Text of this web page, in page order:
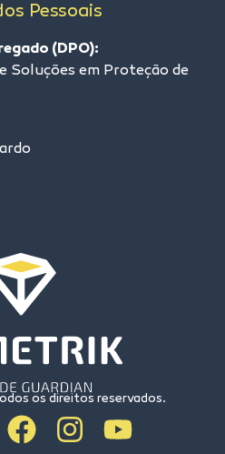
os direitos reservados.
Pessoais
(DPO):
Soluções em Proteção de